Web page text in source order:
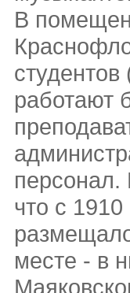
В
работают
что с
месте - в